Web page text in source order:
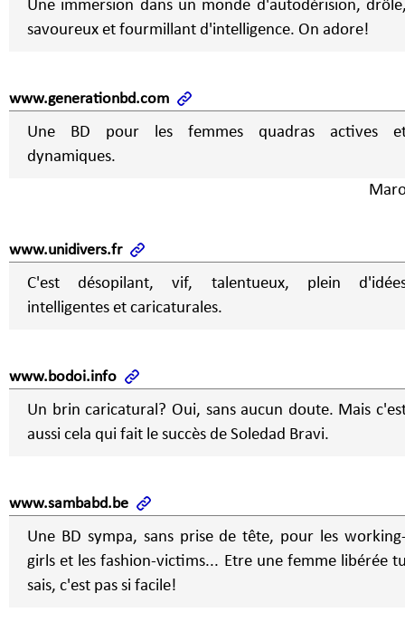
Une immersion dans un monde d'autodérision,
savoureux et fourmillant d'intelligence. On adore!
www.generationbd.com
Une BD pour les femmes quadras actives
dynamiques.
www.unidivers.fr
C'est désopilant, vif, talentueux, plein
intelligentes et caricaturales.
www.bodoi.info
Un brin caricatural? Oui, sans aucun doute. Mais
aussi cela qui fait le succès de Soledad Bravi.
www.sambabd.be
Une BD sympa, sans prise de tête, pour les
girls et les fashion-victims... Etre une femme libérée
sais, c'est pas si facile!